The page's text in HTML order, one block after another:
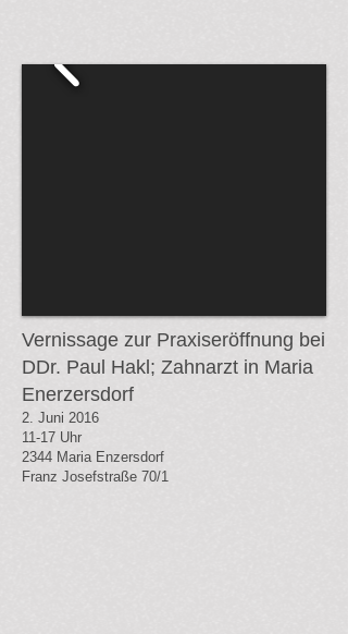
Vernissage zur Praxiseröffnung bei
DDr. Paul Hakl; Zahnarzt in Maria
Enerzersdorf
2. Juni 2016
11-17 Uhr
2344 Maria Enzersdorf
Franz Josefstraße 70/1